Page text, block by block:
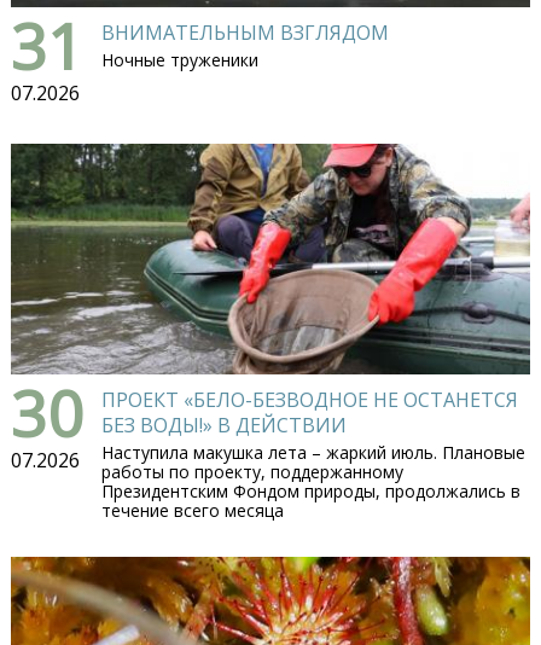
31
07.2026
ВНИМАТЕЛЬНЫМ ВЗГЛЯДОМ
Ночные труженики
30
07.2026
ПРОЕКТ «БЕЛО-БЕЗВОДНОЕ НЕ ОСТАНЕТСЯ
БЕЗ ВОДЫ!» В ДЕЙСТВИИ
Наступила макушка лета – жаркий июль. Плановые
работы по проекту, поддержанному
Президентским Фондом природы, продолжались в
течение всего месяца